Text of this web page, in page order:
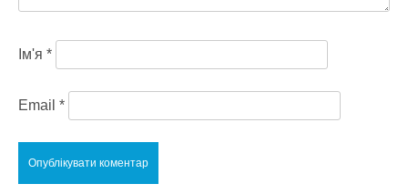
Ім'я *
Email *